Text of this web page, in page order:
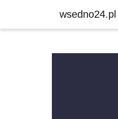
wsedno24.pl